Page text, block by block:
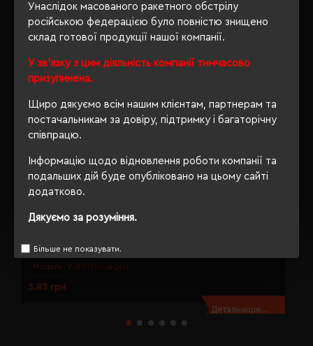
Унаслідок масованого ракетного обстрілу
російською федерацією було повністю знищено
склад готової продукції нашої компанії.
У зв'язку з цим діяльність компанії тимчасово
призупинена.
Щиро дякуємо всім нашим клієнтам, партнерам та
постачальникам за довіру, підтримку і багаторічну
співпрацю.
Інформацію щодо відновлення роботи компанії та
подальших дій буде опубліковано на цьому сайті
додатково.
Дякуємо за розуміння.
Більше не показувати.
Модель: V7699(Voyager)
3.83 грн
Детальніше...